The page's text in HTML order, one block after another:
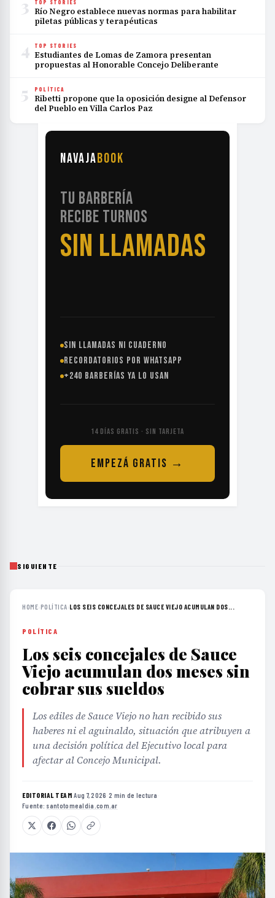
3 TOP STORIES
Río Negro establece nuevas normas para habilitar
piletas públicas y terapéuticas
4 TOP STORIES
Estudiantes de Lomas de Zamora presentan
propuestas al Honorable Concejo Deliberante
5 POLÍTICA
Ribetti propone que la oposición designe al Defensor
del Pueblo en Villa Carlos Paz
NAVAJABOOK
TU BARBERÍA
RECIBE TURNOS
SIN LLAMADAS
SIN LLAMADAS NI CUADERNO
RECORDATORIOS POR WHATSAPP
+240 BARBERÍAS YA LO USAN
14 DÍAS GRATIS · SIN TARJETA
EMPEZÁ GRATIS →
SIGUIENTE
HOME›POLÍTICA›LOS SEIS CONCEJALES DE SAUCE VIEJO ACUMULAN DOS...
POLÍTICA
Los seis concejales de Sauce
Viejo acumulan dos meses sin
cobrar sus sueldos
Los ediles de Sauce Viejo no han recibido sus
haberes ni el aguinaldo, situación que atribuyen a
una decisión política del Ejecutivo local para
afectar al Concejo Municipal.
EDITORIAL TEAM·Aug 7, 2026 ·2 min de lectura ·
Fuente: santotomealdia.com.ar